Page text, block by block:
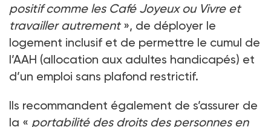
positif comme les Café Joyeux ou Vivre et
travailler autrement », de déployer le
logement inclusif et de permettre le cumul de
l’AAH (allocation aux adultes handicapés) et
d’un emploi sans plafond restrictif.
Ils recommandent également de s’assurer de
la « portabilité des droits des personnes en